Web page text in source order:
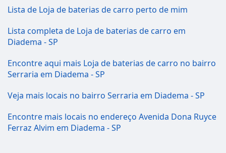
Lista de Loja de baterias de carro perto de mim
Lista completa de Loja de baterias de carro em
Diadema - SP
Encontre aqui mais Loja de baterias de carro no bairro
Serraria em Diadema - SP
Veja mais locais no bairro Serraria em Diadema - SP
Encontre mais locais no endereço Avenida Dona Ruyce
Ferraz Alvim em Diadema - SP